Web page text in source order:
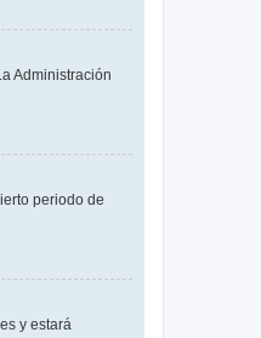
Administración
periodo de
y estará